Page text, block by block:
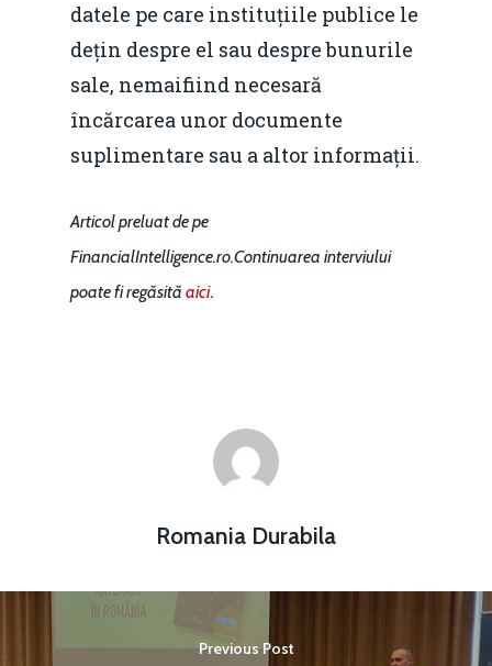
datele pe care instituțiile publice le
dețin despre el sau despre bunurile
sale, nemaifiind necesară
încărcarea unor documente
suplimentare sau a altor informații.
Articol preluat de pe
FinancialIntelligence.ro.Continuarea interviului
poate fi regăsită aici.
Romania Durabila
Previous Post
Martie 2016
Mai 2015
Martie 2015
Agribusiness
Energia
Construcții și
pentru o Românie